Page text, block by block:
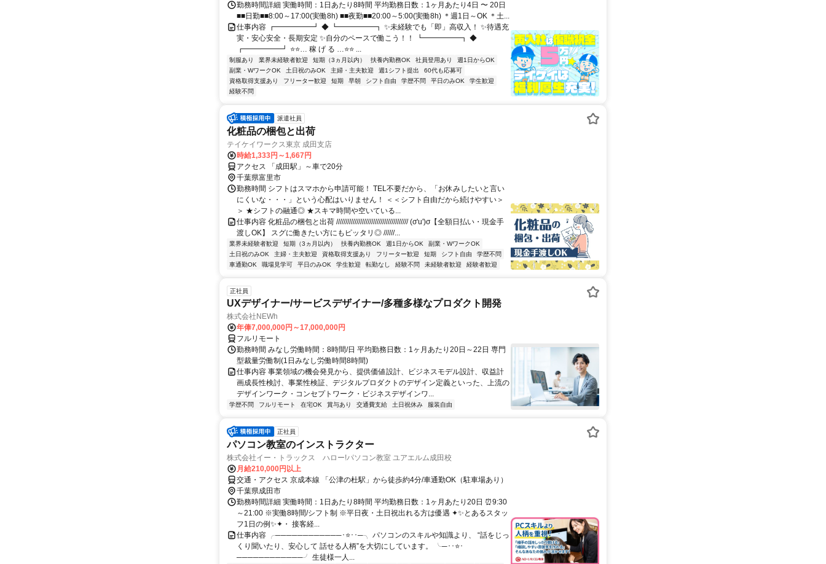
勤務時間詳細 実働時間：1日あたり8時間 平均勤務日数：1ヶ月あたり4日 〜 20日
■■日勤■■8:00～17:00(実働8h) ■■夜勤■■20:00～5:00(実働8h) ＊週1日～OK ＊土...
仕事内容 ┏━━━━━┛ ◆ ┗━━━━━┓ ✨未経験でも「即」高収入！ ✨待遇充
実・安心安全・長期安定 ✨自分のペースで働こう！！ ┗━━━━━┓ ◆
┏━━━━━┛ ⭐⭐… 稼 げ る …⭐⭐ ...
制服あり 業界未経験者歓迎 短期（3ヵ月以内） 扶養内勤務OK 社員登用あり
週1日からOK
副業・WワークOK
土日祝のみOK 主婦・主夫歓迎 週1シフト提出
60代も応募可
資格取得支援あり
フリーター歓迎 短期 早朝 シフト自由 学歴不問 平日のみOK
学生歓迎
経験不問
派遣社員
化粧品の梱包と出荷
テイケイワークス東京 成田支店
時給1,333円～1,667円
アクセス 「成田駅」～車で20分
千葉県富里市
勤務時間 シフトはスマホから申請可能！ TEL不要だから、「お休みしたいと言い
にくいな・・・」という心配はいりません！ ＜＜シフト自由だから続けやすい＞
＞ ★シフトの融通◎ ★スキマ時間や空いている...
仕事内容 化粧品の梱包と出荷 /////////////////////////////////////// (σ'u')σ【全額日払い・現金手
渡しOK】 スグに働きたい方にもピッタリ◎ //////...
業界未経験者歓迎 短期（3ヵ月以内） 扶養内勤務OK 週1日からOK
副業・WワークOK
土日祝のみOK
主婦・主夫歓迎 資格取得支援あり フリーター歓迎 短期 シフト自由
学歴不問
車通勤OK
職場見学可 平日のみOK 学生歓迎 転勤なし 経験不問 未経験者歓迎 経験者歓迎
正社員
UXデザイナー/サービスデザイナー/多種多様なプロダクト開発
株式会社NEWh
年俸7,000,000円～17,000,000円
フルリモート
勤務時間 みなし労働時間：8時間/日 平均勤務日数：1ヶ月あたり20日～22日 専門
型裁量労働制(1日みなし労働時間8時間)
仕事内容 事業領域の機会発見から、提供価値設計、ビジネスモデル設計、収益計
画成長性検討、事業性検証、デジタルプロダクトのデザイン定義といった、上流の
デザインワーク・コンセプトワーク・ビジネスデザインワ...
学歴不問 フルリモート 在宅OK 賞与あり 交通費支給 土日祝休み 服装自由
正社員
パソコン教室のインストラクター
株式会社イー・トラックス ハロー!パソコン教室 ユアエルム成田校
月給210,000円以上
交通・アクセス 京成本線 「公津の杜駅」から徒歩約4分/車通勤OK（駐車場あり）
千葉県成田市
勤務時間詳細 実働時間：1日あたり8時間 平均勤務日数：1ヶ月あたり20日 ⏰9:30
～21:00 ※実働8時間/シフト制 ※平日夜・土日祝出れる方は優遇 ✦✨とあるスタッ
フ1日の例✨✦・ 接客経...
仕事内容 ╭────────────･⭐･･─╮ パソコンのスキルや知識より、 “話をじっ
くり聞いたり、安心して 話せる人柄”を大切にしています。 ╰─･･⭐･
────────────╯ 生徒様一人...